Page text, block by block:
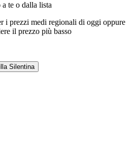
te o dalla lista
i prezzi medi regionali di oggi oppure
il prezzo più basso
Silentina